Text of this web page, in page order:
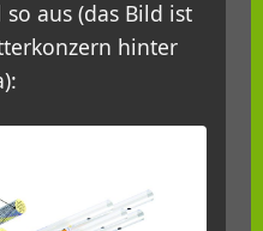
aus (das Bild ist
hinter